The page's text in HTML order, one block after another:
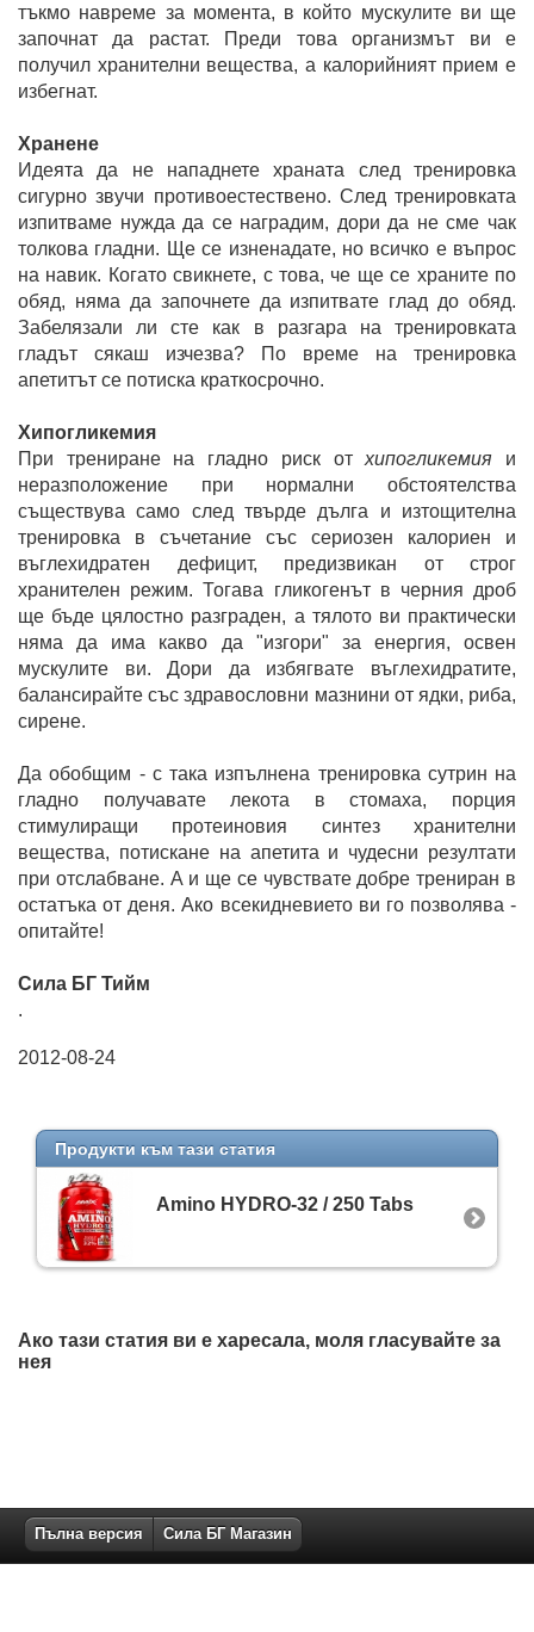
тъкмо навреме за момента, в който мускулите ви ще
започнат да растат. Преди това организмът ви е
получил хранителни вещества, а калорийният прием е
избегнат.
Хранене
Идеята да не нападнете храната след тренировка
сигурно звучи противоестествено. След тренировката
изпитваме нужда да се наградим, дори да не сме чак
толкова гладни. Ще се изненадате, но всичко е въпрос
на навик. Когато свикнете, с това, че ще се храните по
обяд, няма да започнете да изпитвате глад до обяд.
Забелязали ли сте как в разгара на тренировката
гладът сякаш изчезва? По време на тренировка
апетитът се потиска краткосрочно.
Хипогликемия
При трениране на гладно риск отхипогликемия и
неразположение при нормални обстоятелства
съществува само след твърде дълга и изтощителна
тренировка в съчетание със сериозен калориен и
въглехидратен дефицит, предизвикан от строг
хранителен режим. Тогава гликогенът в черния дроб
ще бъде цялостно разграден, а тялото ви практически
няма да има какво да "изгори" за енергия, освен
мускулите ви. Дори да избягвате въглехидратите,
балансирайте със здравословни мазнини от ядки, риба,
сирене.
Да обобщим - с така изпълнена тренировка сутрин на
гладно получавате лекота в стомаха, порция
стимулиращи протеиновия синтез хранителни
вещества, потискане на апетита и чудесни резултати
при отслабване. А и ще се чувствате добре трениран в
остатъка от деня. Ако всекидневието ви го позволява -
опитайте!
Сила БГ Тийм
.
2012-08-24
Продукти към тази статия
Amino HYDRO-32 / 250 Tabs
Ако тази статия ви е харесала, моля гласувайте за
нея
Пълна версия Сила БГ Магазин